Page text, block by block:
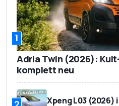
1
Adria Twin (2026):
komplett neu
Xpeng L03 (2026)